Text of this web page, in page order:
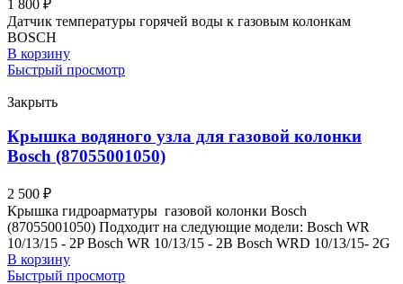
1 800 ₽
Датчик температуры горячей воды к газовым колонкам
BOSCH
В корзину
Быстрый просмотр
Закрыть
Крышка водяного узла для газовой колонки
Bosch (87055001050)
2 500 ₽
Крышка гидроарматуры газовой колонки Bosch
(87055001050) Подходит на следующие модели: Bosch WR
10/13/15 - 2P Bosch WR 10/13/15 - 2B Bosch WRD 10/13/15- 2G
В корзину
Быстрый просмотр